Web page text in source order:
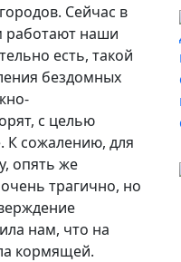
Сейчас в
работают наши
есть, такой
бездомных
с целью
К сожалению, для
опять же
трагично, но
нам, что на
кормящей.